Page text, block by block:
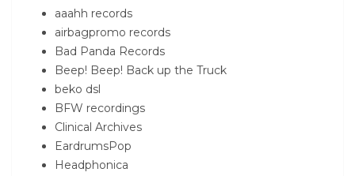
aaahh records
airbagpromo records
Bad Panda Records
Beep! Beep! Back up the Truck
beko dsl
BFW recordings
Clinical Archives
EardrumsPop
Headphonica